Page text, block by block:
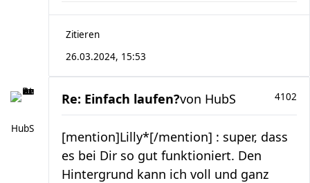
Zitieren
26.03.2024, 15:53
HubS
Re: Einfach laufen? 4102
von HubS
[mention]Lilly*[/mention] : super, dass
es bei Dir so gut funktioniert. Den
Hintergrund kann ich voll und ganz